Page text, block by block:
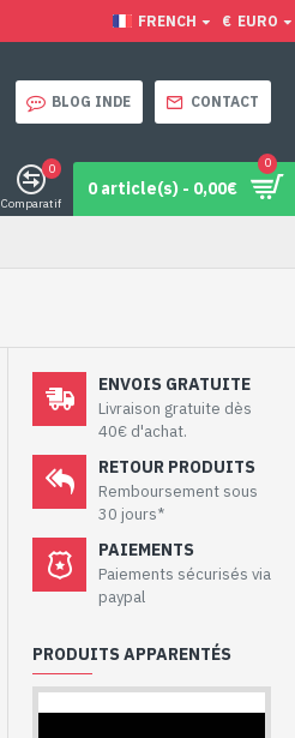
FRENCH € EURO
BLOG INDE CONTACT
Comparatif
0
0 article(s) - 0,00€
0
ENVOIS GRATUITE
Livraison gratuite dès
40€ d'achat.
RETOUR PRODUITS
Remboursement sous
30 jours*
PAIEMENTS
Paiements sécurisés via
paypal
PRODUITS APPARENTÉS